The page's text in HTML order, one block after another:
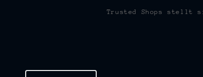
Trusted Shops stellt